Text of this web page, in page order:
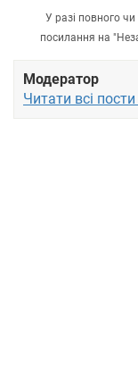
У разі повного
посилання на
Модератор
Читати всі